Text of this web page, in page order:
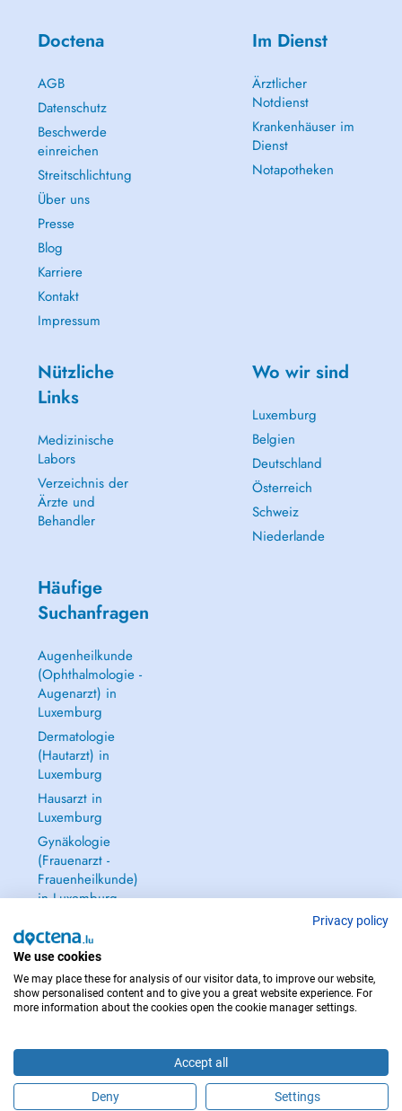
Buchen Sie einen Termin
Doctena
AGB
Datenschutz
Beschwerde
einreichen
Streitschlichtung
Über uns
Presse
Blog
Karriere
Kontakt
Impressum
Im Dienst
Ärztlicher
Notdienst
Krankenhäuser im
Dienst
Notapotheken
Nützliche
Links
Medizinische
Labors
Verzeichnis der
Ärzte und
Behandler
Wo wir sind
Luxemburg
Belgien
Deutschland
Österreich
Schweiz
Niederlande
Häufige
Suchanfragen
Augenheilkunde
(Ophthalmologie -
Augenarzt) in
Luxemburg
Dermatologie
(Hautarzt) in
Luxemburg
Hausarzt in
Luxemburg
Gynäkologie
(Frauenarzt -
Frauenheilkunde)
in Luxemburg
IM NOTFALL WENDEN SIE SICH AN : 112
Privacy policy
We use cookies
We may place these for analysis of our visitor data, to improve our website,
show personalised content and to give you a great website experience. For
more information about the cookies open the cookie manager settings.
Accept all
Deny Settings